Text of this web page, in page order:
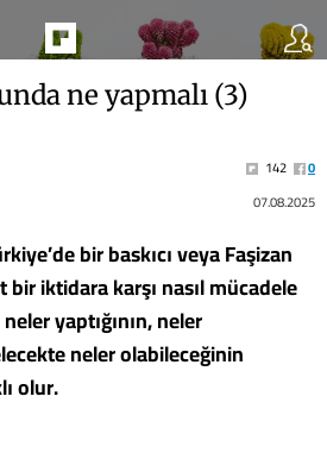
ne yapmalı (3)
142
0
07.08.2025
bir baskıcı veya Faşizan
iktidara karşı nasıl mücadele
yaptığının, neler
neler olabileceğinin
olur.